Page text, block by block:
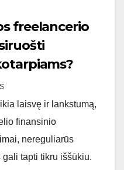
freelancerio
laisvę ir lankstumą,
finansinio
nereguliarūs
tapti tikru iššūkiu.